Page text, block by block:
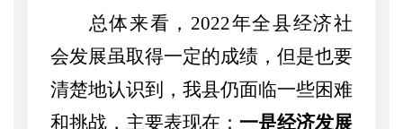
总体来看， 2022年全县经济社
会发展虽取得一定的成绩 ，但是也要
清楚地认识到， 我县仍面临一些困难
和挑战，主要表现在： 一是经济发展